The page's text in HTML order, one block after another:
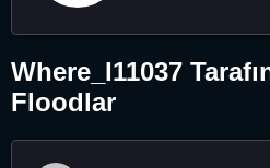
Where_I11037
Floodlar